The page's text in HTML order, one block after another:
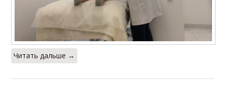
Читать дальше →